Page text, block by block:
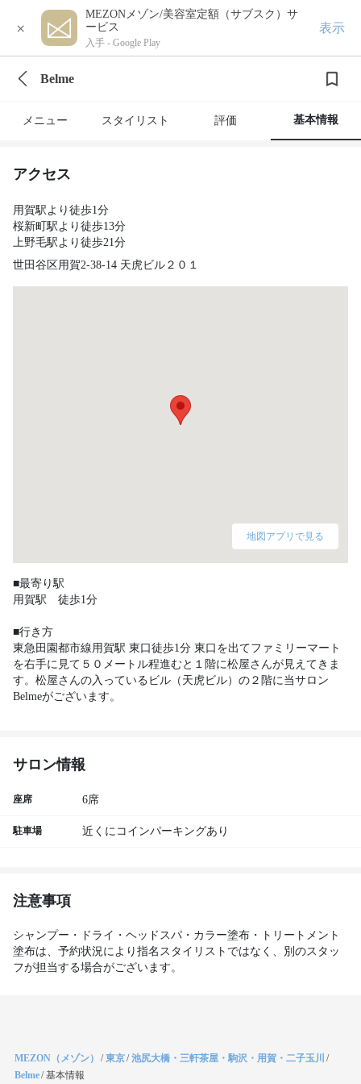
×
MEZONメゾン/美容室定額（サブスク）サ
ービス
入手 - Google Play
表示
Belme
メニュー スタイリスト 評価 基本情報
アクセス
用賀駅より徒歩1分
桜新町駅より徒歩13分
上野毛駅より徒歩21分
世田谷区用賀2-38-14 天虎ビル２０１
地図アプリで見る
■最寄り駅
用賀駅　徒歩1分
■行き方
東急田園都市線用賀駅 東口徒歩1分 東口を出てファミリーマート
を右手に見て５０メートル程進むと１階に松屋さんが見えてきま
す。松屋さんの入っているビル（天虎ビル）の２階に当サロン
Belmeがございます。
サロン情報
座席 6席
駐車場 近くにコインパーキングあり
注意事項
シャンプー・ドライ・ヘッドスパ・カラー塗布・トリートメント
塗布は、予約状況により指名スタイリストではなく、別のスタッ
フが担当する場合がございます。
MEZON（メゾン） /東京/池尻大橋・三軒茶屋・駒沢・用賀・二子玉川 /
Belme/基本情報